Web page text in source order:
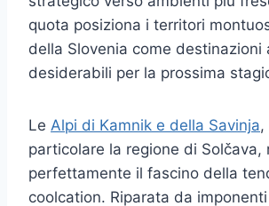
quota posiziona i territori
della Slovenia come destinazioni
desiderabili per la prossima
Le Alpi di Kamnik e della Savinja,
particolare la regione di Solčava,
perfettamente il fascino della
coolcation. Riparata da